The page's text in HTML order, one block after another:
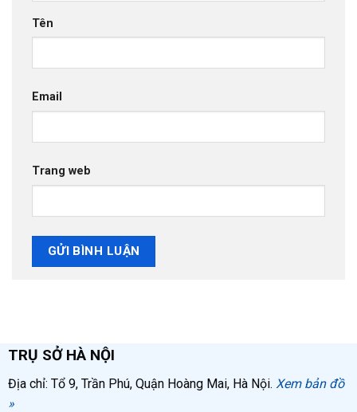
Tên
Email
Trang web
TRỤ SỞ HÀ NỘI
Địa chỉ: Tổ 9, Trần Phú, Quận Hoàng Mai, Hà Nội. Xem bản đồ
»